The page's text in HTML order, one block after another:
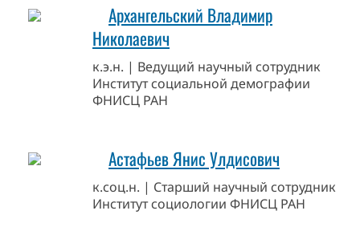
Архангельский Владимир
Николаевич
к.э.н. | Ведущий научный сотрудник
Институт социальной демографии
ФНИСЦ РАН
Астафьев Янис Улдисович
к.соц.н. | Старший научный сотрудник
Институт социологии ФНИСЦ РАН